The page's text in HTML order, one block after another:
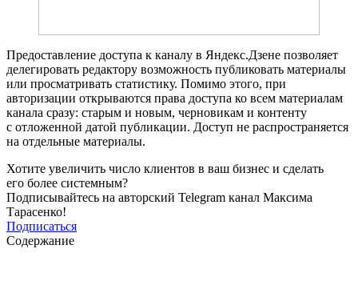
Предоставление доступа к каналу в Яндекс.Дзене позволяет
делегировать редактору возможность публиковать материалы
или просматривать статистику. Помимо этого, при
авторизации открываются права доступа ко всем материалам
канала сразу: старым и новым, черновикам и контенту
с отложенной датой публикации. Доступ не распространяется
на отдельные материалы.
Хотите увеличить число клиентов в ваш бизнес и сделать
его более системным?
Подписывайтесь на авторский Telegram канал Максима
Тарасенко!
Подписаться
Содержание